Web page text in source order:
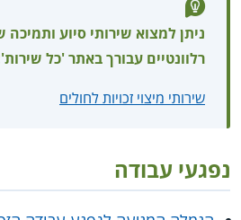
ניתן למצוא שירותי סיוע ותמיכה
רלוונטיים עבורך באתר 'כל
שירותי מיצוי זכויות לחולים
נפגעי עבודה